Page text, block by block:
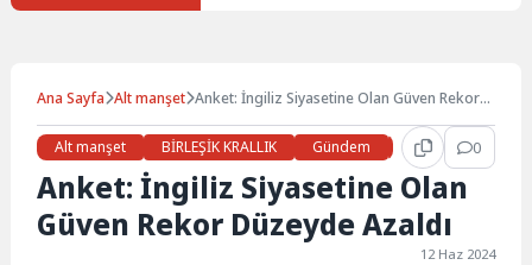
Ana Sayfa Alt manşet Anket: İngiliz Siyasetine Olan Güven Rekor
Alt manşet
BİRLEŞİK KRALLIK Gündem Haberler 0
Anket: İngiliz Siyasetine Olan
Güven Rekor Düzeyde Azaldı
12 Haz 2024